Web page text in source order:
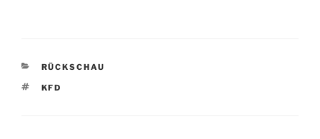
KATEGORIEN
RÜCKSCHAU
SCHLAGWÖRTER
KFD